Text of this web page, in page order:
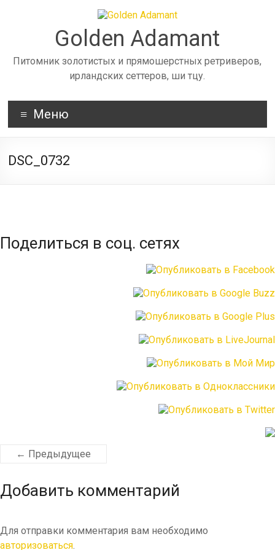
Golden Adamant
Питомник золотистых и прямошерстных ретриверов,
ирландских сеттеров, ши тцу.
Меню
DSC_0732
Поделиться в соц. сетях
← Предыдущее
Добавить комментарий
Для отправки комментария вам необходимо
авторизоваться.